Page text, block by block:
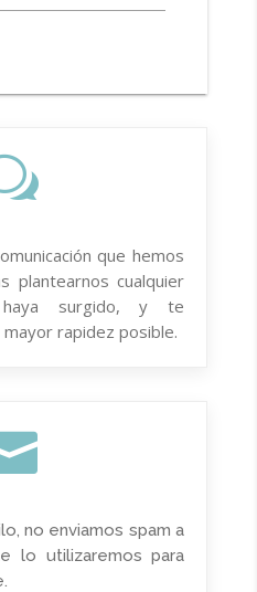
que hemos
plantearnos cualquier
surgido, y te
rapidez posible.
no enviamos spam a
lo utilizaremos para